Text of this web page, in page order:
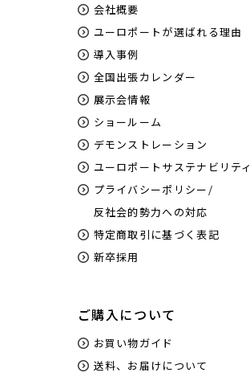
会社概要
ユーロポートが選ばれる理由
導入事例
全国出張カレンダー
展示会情報
ショールーム
デモンストレーション
ユーロポートサステナビリティ
プライバシーポリシー/
反社会的勢力への対応
特定商取引に基づく表記
新卒採用
ご購入について
お買い物ガイド
送料、お届けについて